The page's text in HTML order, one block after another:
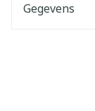
Gegevens